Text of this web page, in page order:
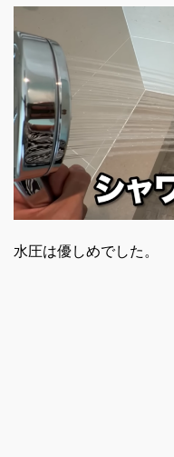
水圧は優しめでした。